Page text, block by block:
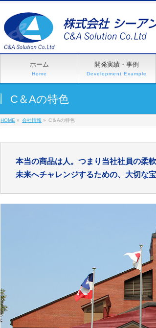
ホーム
Home
開発実績・事例
Development Example
C＆Aの特色
HOME » 会社情報 » C＆Aの特色
本当の商品は人。つまり当社社員の柔軟
未来へチャレンジするための、大切な